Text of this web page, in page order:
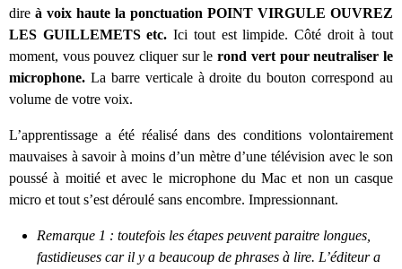
dire à voix haute la ponctuation POINT VIRGULE OUVREZ
LES GUILLEMETS etc. Ici tout est limpide. Côté droit à tout
moment, vous pouvez cliquer sur lerond vert pour neutraliser le
microphone. La barre verticale à droite du bouton correspond au
volume de votre voix.
L’apprentissage a été réalisé dans des conditions volontairement
mauvaises à savoir à moins d’un mètre d’une télévision avec le son
poussé à moitié et avec le microphone du Mac et non un casque
micro et tout s’est déroulé sans encombre. Impressionnant.
Remarque 1 : toutefois les étapes peuvent paraitre longues,
fastidieuses car il y a beaucoup de phrases à lire. L’éditeur a